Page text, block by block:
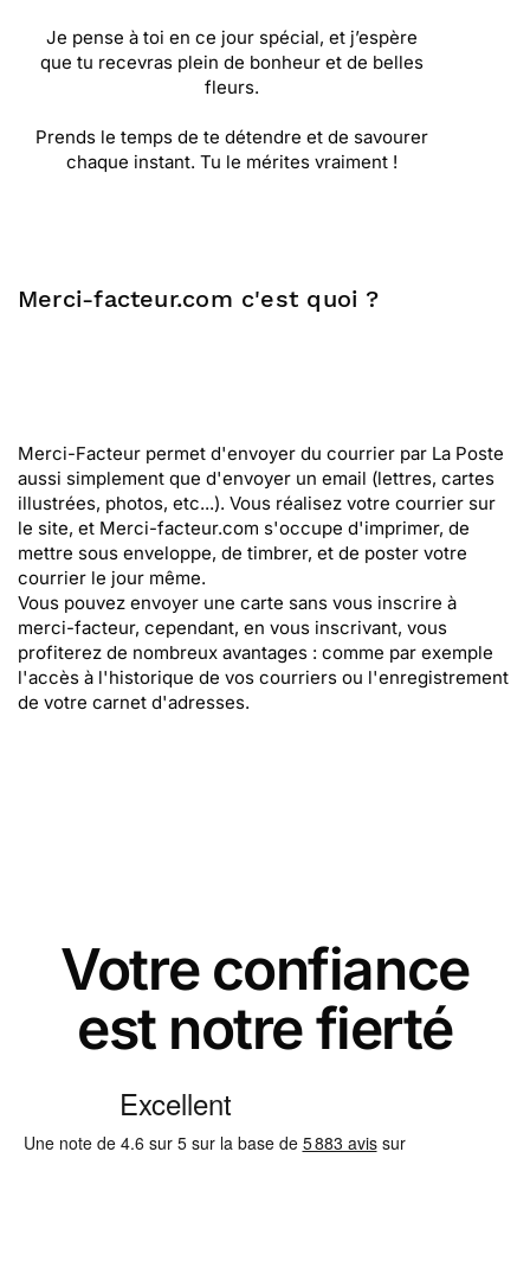
Je pense à toi en ce jour spécial, et j’espère
que tu recevras plein de bonheur et de belles
fleurs.
Prends le temps de te détendre et de savourer
chaque instant. Tu le mérites vraiment !
Merci-facteur.com c'est quoi ?
Merci-Facteur permet d'envoyer du courrier par La Poste
aussi simplement que d'envoyer un email (lettres, cartes
illustrées, photos, etc...). Vous réalisez votre courrier sur
le site, et Merci-facteur.com s'occupe d'imprimer, de
mettre sous enveloppe, de timbrer, et de poster votre
courrier le jour même.
Vous pouvez envoyer une carte sans vous inscrire à
merci-facteur, cependant, en vous inscrivant, vous
profiterez de nombreux avantages : comme par exemple
l'accès à l'historique de vos courriers ou l'enregistrement
de votre carnet d'adresses.
Votre confiance
est notre fierté